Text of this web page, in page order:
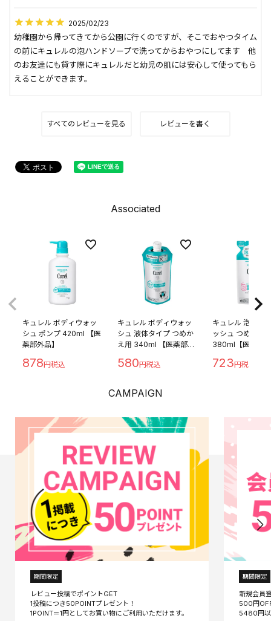
2025/02/23
幼稚園から帰ってきてから公園に行くのですが、そこでおやつタイム
の前にキュレルの泡ハンドソープで洗ってからおやつにしてます　他
のお友達にも貸す際にキュレルだと幼児の肌には安心して使ってもら
えることができます。
すべてのレビューを見る レビューを書く
Associated
キュレル ボディウォッ
シュ ポンプ 420ml 【医
薬部外品】
878
キュレル ボディウォッ
シュ 液体タイプ つめか
え用 340ml 【医薬部外
580
キュレル 泡ボデ
ッシュ つめかえ
380ml【医薬部
723
CAMPAIGN
期間限定
レビュー投稿でポイントGET
1投稿につき50POINTプレゼント！
期間限定
新規会員
500円